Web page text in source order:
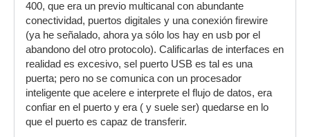
400, que era un previo multicanal con abundante
conectividad, puertos digitales y una conexión firewire
(ya he señalado, ahora ya sólo los hay en usb por el
abandono del otro protocolo). Calificarlas de interfaces en
realidad es excesivo, sel puerto USB es tal es una
puerta; pero no se comunica con un procesador
inteligente que acelere e interprete el flujo de datos, era
confiar en el puerto y era ( y suele ser) quedarse en lo
que el puerto es capaz de transferir.